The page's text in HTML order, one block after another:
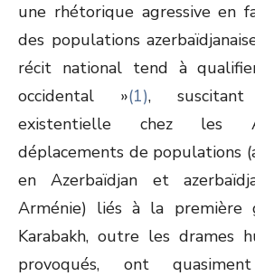
une rhétorique agressive en
des populations
récit national tend à
occidental »(1), suscitant
existentielle chez les
déplacements de populations
en Azerbaïdjan et
Arménie) liés à la première
Karabakh, outre les drames
provoqués, ont